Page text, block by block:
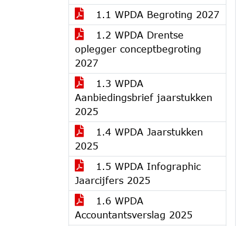
1.1 WPDA Begroting 2027
1.2 WPDA Drentse
oplegger conceptbegroting
2027
1.3 WPDA
Aanbiedingsbrief jaarstukken
2025
1.4 WPDA Jaarstukken
2025
1.5 WPDA Infographic
Jaarcijfers 2025
1.6 WPDA
Accountantsverslag 2025